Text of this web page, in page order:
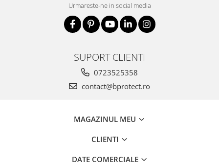
Masini de slefuit si rindeluit
Masini multifunctionale
Scule electrice de banc
Suflante aer cald si aspiratoare
Semnalizare și delimitare
Îmbrăcăminte
Urmareste-ne in social media
SUPORT CLIENTI
0723525358
contact@bprotect.ro
MAGAZINUL MEU
CLIENTI
DATE COMERCIALE